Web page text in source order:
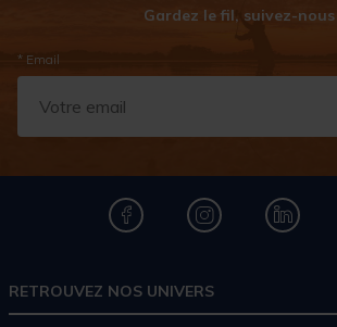
Gardez le fil, suivez-nous
* Email
RETROUVEZ NOS UNIVERS